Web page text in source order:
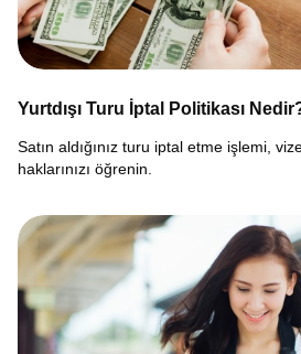
Yurtdışı Turu İptal Politikası
Satın aldığınız turu iptal etme işlemi,
haklarınızı öğrenin.